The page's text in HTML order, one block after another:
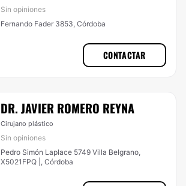
Sin opiniones
Fernando Fader 3853, Córdoba
CONTACTAR
DR. JAVIER ROMERO REYNA
Cirujano plástico
Sin opiniones
Pedro Simón Laplace 5749 Villa Belgrano,
X5021FPQ |, Córdoba